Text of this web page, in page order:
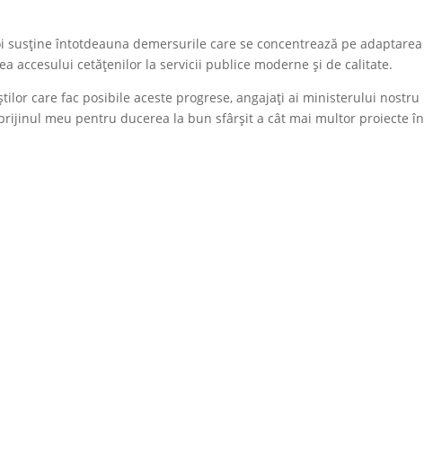
întotdeauna demersurile care se concentrează pe adaptarea
accesului cetățenilor la servicii publice moderne și de calitate.
care fac posibile aceste progrese, angajați ai ministerului nostru
meu pentru ducerea la bun sfârșit a cât mai multor proiecte în